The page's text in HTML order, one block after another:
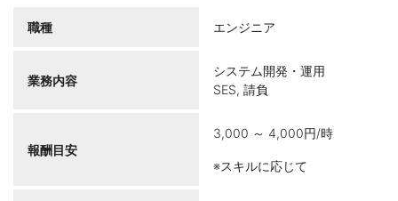
職種 エンジニア
業務内容
システム開発・運用
SES, 請負
報酬目安
3,000 ～ 4,000円/時
※スキルに応じて